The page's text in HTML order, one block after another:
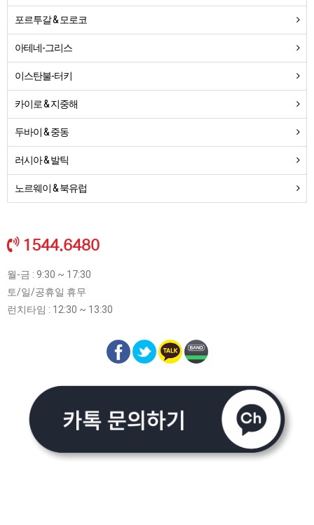
포르투갈 & 모로코
아테네-그리스
이스탄불-터키
카이로 & 지중해
두바이 & 중동
러시아 & 발틱
노르웨이 & 북유럽
1544.6480
월-금 : 9:30 ~ 17:30
토/일/공휴일 휴무
런치타임 : 12:30 ~ 13:30